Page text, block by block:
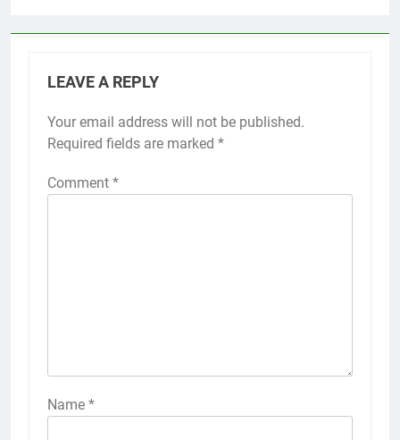
LEAVE A REPLY
Your email address will not be published.
Required fields are marked *
Comment *
Name *